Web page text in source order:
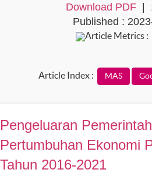
Download PDF |
Published :
Article Metrics :
Article Index :
Pengeluaran
Pertumbuhan Ekonomi
Tahun 2016-2021